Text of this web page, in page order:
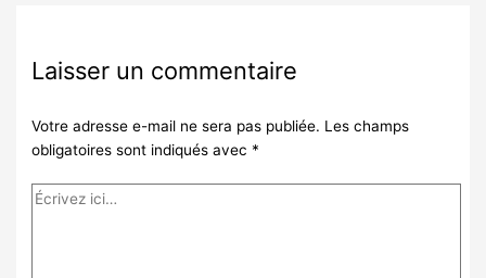
Laisser un commentaire
Votre adresse e-mail ne sera pas publiée. Les champs
obligatoires sont indiqués avec *
Écrivez